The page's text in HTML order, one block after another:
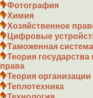
Фотография
Химия
Хозяйственное
Цифровые
Таможенная система
Теория государства
права
Теория организации
Теплотехника